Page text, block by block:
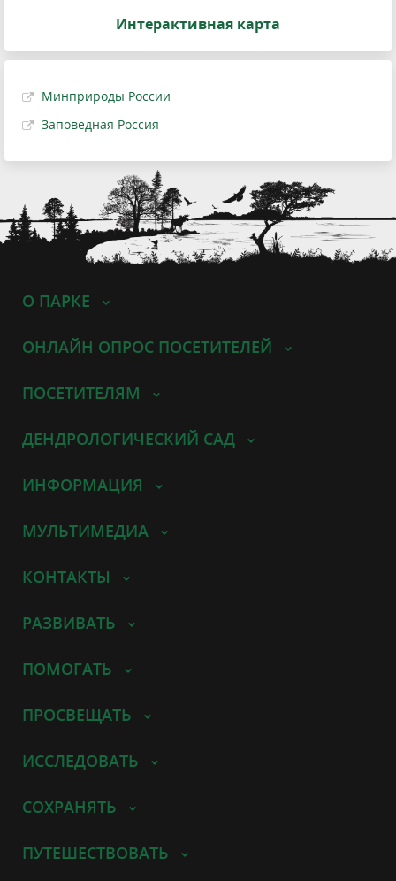
Интерактивная карта
Минприроды России
Заповедная Россия
О ПАРКЕ
ОНЛАЙН ОПРОС ПОСЕТИТЕЛЕЙ
ПОСЕТИТЕЛЯМ
ДЕНДРОЛОГИЧЕСКИЙ САД
ИНФОРМАЦИЯ
МУЛЬТИМЕДИА
КОНТАКТЫ
РАЗВИВАТЬ
ПОМОГАТЬ
ПРОСВЕЩАТЬ
ИССЛЕДОВАТЬ
СОХРАНЯТЬ
ПУТЕШЕСТВОВАТЬ